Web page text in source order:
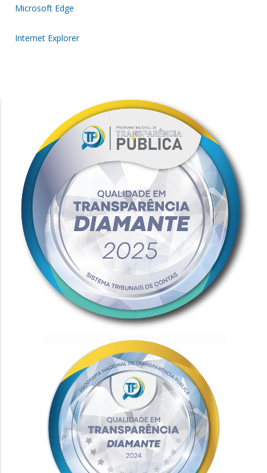
Microsoft Edge
Internet Explorer